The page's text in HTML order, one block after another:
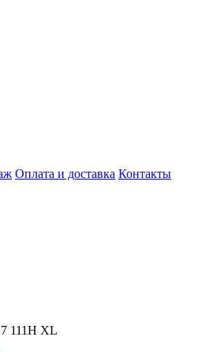
Оплата и доставка Контакты
111H XL